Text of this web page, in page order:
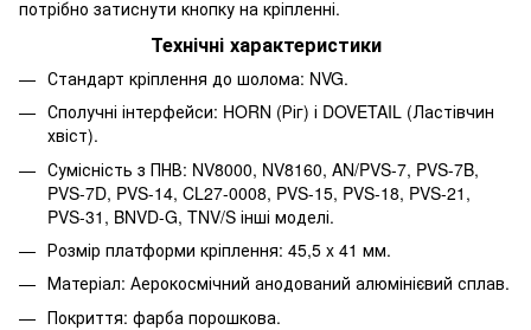
потрібно затиснути кнопку на кріпленні.
Технічні характеристики
Стандарт кріплення до шолома: NVG.
Сполучні інтерфейси: HORN (Ріг) і DOVETAIL (Ластівчин
хвіст).
Сумісність з ПНВ: NV8000, NV8160, AN/PVS-7, PVS-7B,
PVS-7D, PVS-14, CL27-0008, PVS-15, PVS-18, PVS-21,
PVS-31, BNVD-G, TNV/S інші моделі.
Розмір платформи кріплення: 45,5 x 41 мм.
Матеріал: Аерокосмічний анодований алюмінієвий сплав.
Покриття: фарба порошкова.